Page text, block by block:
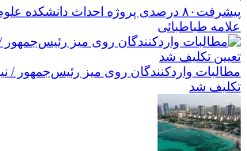
پیشرفت۸۰ درصدی پروژه احداث دانشکده
علامه طباطبائی
مطالبات واردکنندگان روی میز رئیس‌جمهور /
تکلیف شد